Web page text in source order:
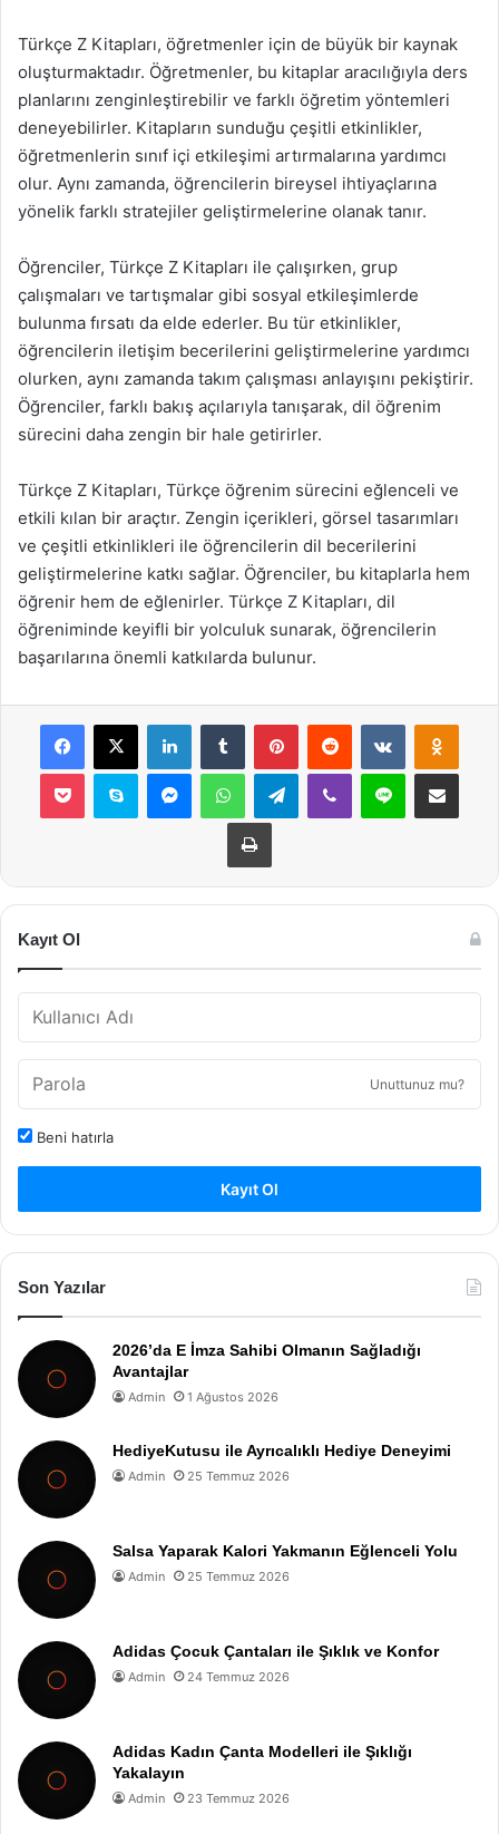
Türkçe Z Kitapları, öğretmenler için de büyük bir kaynak
oluşturmaktadır. Öğretmenler, bu kitaplar aracılığıyla ders
planlarını zenginleştirebilir ve farklı öğretim yöntemleri
deneyebilirler. Kitapların sunduğu çeşitli etkinlikler,
öğretmenlerin sınıf içi etkileşimi artırmalarına yardımcı
olur. Aynı zamanda, öğrencilerin bireysel ihtiyaçlarına
yönelik farklı stratejiler geliştirmelerine olanak tanır.
Öğrenciler, Türkçe Z Kitapları ile çalışırken, grup
çalışmaları ve tartışmalar gibi sosyal etkileşimlerde
bulunma fırsatı da elde ederler. Bu tür etkinlikler,
öğrencilerin iletişim becerilerini geliştirmelerine yardımcı
olurken, aynı zamanda takım çalışması anlayışını pekiştirir.
Öğrenciler, farklı bakış açılarıyla tanışarak, dil öğrenim
sürecini daha zengin bir hale getirirler.
Türkçe Z Kitapları, Türkçe öğrenim sürecini eğlenceli ve
etkili kılan bir araçtır. Zengin içerikleri, görsel tasarımları
ve çeşitli etkinlikleri ile öğrencilerin dil becerilerini
geliştirmelerine katkı sağlar. Öğrenciler, bu kitaplarla hem
öğrenir hem de eğlenirler. Türkçe Z Kitapları, dil
öğreniminde keyifli bir yolculuk sunarak, öğrencilerin
başarılarına önemli katkılarda bulunur.
Facebook
X LinkedInTumblr PinterestReddit VKontakte
Pocket Skype MessengerWhatsAppTelegramViber Line E-Posta ile
Yazdır
Kayıt Ol
Unuttunuz mu?
Beni hatırla
Kayıt Ol
Son Yazılar
2026’da E İmza Sahibi Olmanın Sağladığı
Avantajlar
Admin 1 Ağustos 2026
HediyeKutusu ile Ayrıcalıklı Hediye Deneyimi
Admin 25 Temmuz 2026
Salsa Yaparak Kalori Yakmanın Eğlenceli Yolu
Admin 25 Temmuz 2026
Adidas Çocuk Çantaları ile Şıklık ve Konfor
Admin 24 Temmuz 2026
Adidas Kadın Çanta Modelleri ile Şıklığı
Yakalayın
Admin 23 Temmuz 2026